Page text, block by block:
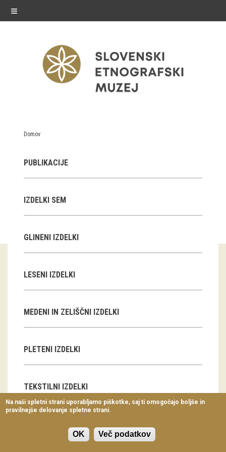
≡
razstave
Občasne razstave
Gostovanja
E-razstave
Virtualni sprehodi
Napovednik
dogodki
Koledar dogodkov
Predavanja
Delavnice
Vodeni ogledi
Domov
PUBLIKACIJE
IZDELKI SEM
GLINENI IZDELKI
LESENI IZDELKI
MEDENI IN ZELIŠČNI IZDELKI
PLETENI IZDELKI
TEKSTILNI IZDELKI
Na naši spletni strani uporabljamo piškotke, saj ti omogočajo boljše in
pravilnejše delovanje spletne strani.
OK Več podatkov